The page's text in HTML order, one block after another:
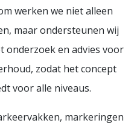
werken we niet alleen
maar ondersteunen wij
onderzoek en advies voor
zodat het concept
voor alle niveaus.
markeringen